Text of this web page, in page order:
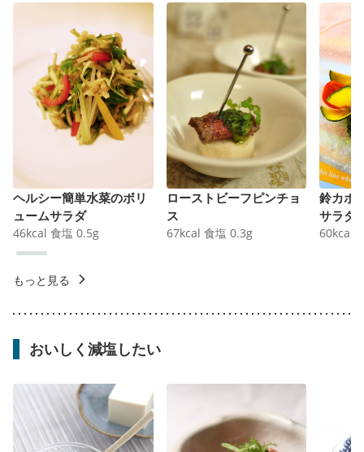
ヘルシー簡単水菜のボリ
ュームサラダ
46kcal 食塩 0.5g
ローストビーフピンチョ
ス
67kcal 食塩 0.3g
鈴カボ
サラダ
60kcal
もっと見る
おいしく減塩したい